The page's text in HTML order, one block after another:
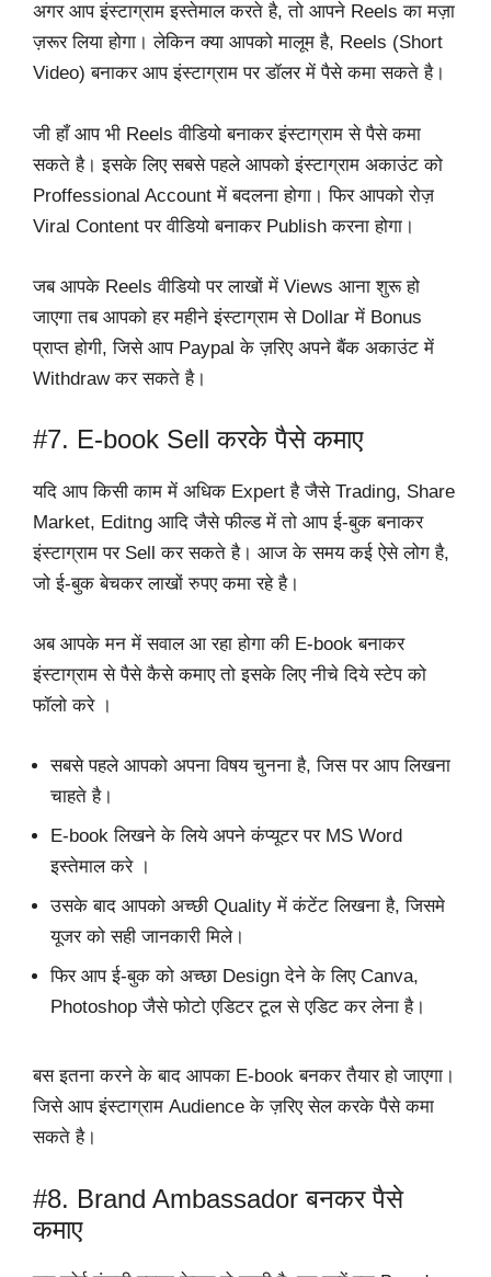
अगर आप इंस्टाग्राम इस्तेमाल करते है, तो आपने Reels का मज़ा
ज़रूर लिया होगा। लेकिन क्या आपको मालूम है, Reels (Short
Video) बनाकर आप इंस्टाग्राम पर डॉलर में पैसे कमा सकते है।
जी हाँ आप भी Reels वीडियो बनाकर इंस्टाग्राम से पैसे कमा
सकते है। इसके लिए सबसे पहले आपको इंस्टाग्राम अकाउंट को
Proffessional Account में बदलना होगा। फिर आपको रोज़
Viral Content पर वीडियो बनाकर Publish करना होगा।
जब आपके Reels वीडियो पर लाखों में Views आना शुरू हो
जाएगा तब आपको हर महीने इंस्टाग्राम से Dollar में Bonus
प्राप्त होगी, जिसे आप Paypal के ज़रिए अपने बैंक अकाउंट में
Withdraw कर सकते है।
#7. E-book Sell करके पैसे कमाए
यदि आप किसी काम में अधिक Expert है जैसे Trading, Share
Market, Editng आदि जैसे फील्ड में तो आप ई-बुक बनाकर
इंस्टाग्राम पर Sell कर सकते है। आज के समय कई ऐसे लोग है,
जो ई-बुक बेचकर लाखों रुपए कमा रहे है।
अब आपके मन में सवाल आ रहा होगा की E-book बनाकर
इंस्टाग्राम से पैसे कैसे कमाए तो इसके लिए नीचे दिये स्टेप को
फॉलो करे ।
सबसे पहले आपको अपना विषय चुनना है, जिस पर आप लिखना
चाहते है।
E-book लिखने के लिये अपने कंप्यूटर पर MS Word
इस्तेमाल करे ।
उसके बाद आपको अच्छी Quality में कंटेंट लिखना है, जिसमे
यूजर को सही जानकारी मिले।
फिर आप ई-बुक को अच्छा Design देने के लिए Canva,
Photoshop जैसे फोटो एडिटर टूल से एडिट कर लेना है।
बस इतना करने के बाद आपका E-book बनकर तैयार हो जाएगा।
जिसे आप इंस्टाग्राम Audience के ज़रिए सेल करके पैसे कमा
सकते है।
#8. Brand Ambassador बनकर पैसे
कमाए